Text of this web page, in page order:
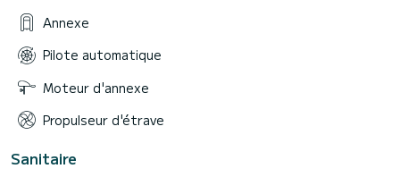
Annexe
Pilote automatique
Moteur d'annexe
Propulseur d'étrave
Sanitaire